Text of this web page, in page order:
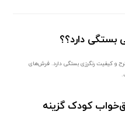
دارد؟؟
و کیفیت رنگرزی بستگی دارد. فرش‌های
کودک گزینه